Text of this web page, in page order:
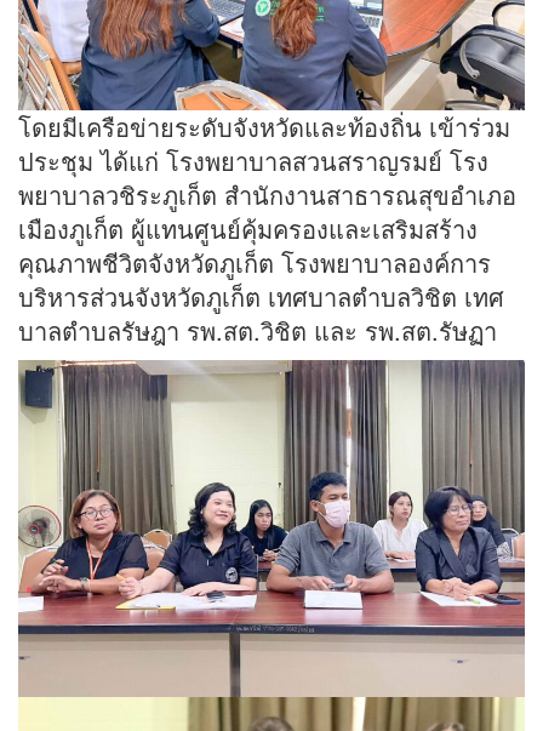
โดยมีเครือข่ายระดับจังหวัดและท้องถิ่น เข้าร่วม
ประชุม ได้แก่ โรงพยาบาลสวนสราญรมย์ โรง
พยาบาลวชิระภูเก็ต สำนักงานสาธารณสุขอำเภอ
เมืองภูเก็ต ผู้แทนศูนย์คุ้มครองและเสริมสร้าง
คุณภาพชีวิตจังหวัดภูเก็ต โรงพยาบาลองค์การ
บริหารส่วนจังหวัดภูเก็ต เทศบาลตำบลวิชิต เทศ
บาลตำบลรัษฎา รพ.สต.วิชิต และ รพ.สต.รัษฏา